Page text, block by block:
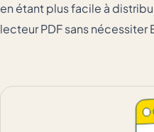
en étant plus facile à
lecteur PDF sans